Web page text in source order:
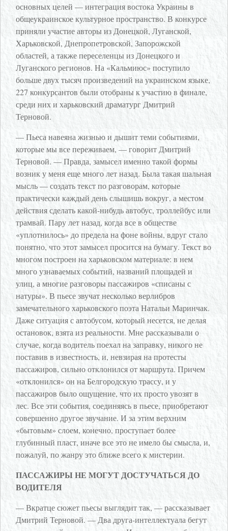
основных целей — интеграция востока Украины в
общеукраинское культурное пространство. В конкурсе
приняли участие авторы из Донецкой, Луганской,
Харьковской, Днепропетровской, Запорожской
областей, а также переселенцы из Донецкого и
Луганского регионов. На «Кальмиюс» поступило
больше двух тысяч произведений на украинском языке,
227 конкурсантов были отобраны к участию в финале,
среди них и харьковский драматург Дмитрий
Терновой.
— Пьеса навеяна жизнью и дышит теми событиями,
которые мы все переживаем, — говорит Дмитрий
Терновой. — Правда, замысел именно такой формы
возник у меня еще много лет назад. Была такая шальная
мысль — создать текст по разговорам, которые
практически каждый день слышишь вокруг, а местом
действия сделать какой-нибудь автобус, троллейбус или
трамвай. Пару лет назад, когда все в обществе
«уплотнилось» до предела на фоне войны, вдруг стало
понятно, что этот замысел просится на бумагу. Текст во
многом построен на харьковском материале: в нем
много узнаваемых событий, названий площадей и
улиц, а многие разговоры пассажиров «списаны с
натуры». В пьесе звучат несколько верлибров
замечательного харьковского поэта Натальи Маринчак.
Даже ситуация с автобусом, который несется, не делая
остановок, взята из реальности. Мне рассказывали о
случае, когда водитель поехал на заправку, никого не
поставив в известность, и, невзирая на протесты
пассажиров, сильно отклонился от маршрута. Причем
«отклонился» он на Белгородскую трассу, и у
пассажиров было ощущение, что их просто увозят в
лес. Все эти события, соединяясь в пьесе, приобретают
совершенно другое звучание. И за этим верхним
«бытовым» слоем, конечно, проступает более
глубинный пласт, иначе все это не имело бы смысла, и,
пожалуй, по жанру это ближе всего к мистерии.
ПАССАЖИРЫ НЕ МОГУТ ДОСТУЧАТЬСЯ ДО
ВОДИТЕЛЯ
— Вкратце сюжет пьесы выглядит так, — рассказывает
Дмитрий Терновой. — Два друга-интеллектуала бегут